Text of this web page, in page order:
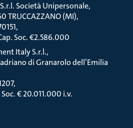
Società Unipersonale
TRUCCAZZANO (MI)
Soc. €2.586.000
Italy S.r.l.
di Granarolo dell’Emilia
Soc. € 20.011.000 i.v.